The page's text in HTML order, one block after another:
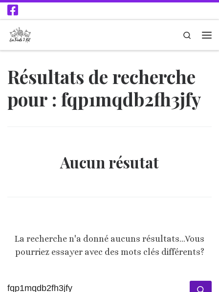
Passer au contenu
Search
Résultats de recherche
pour : fqp1mqdb2fh3jfy
Aucun résutat
La recherche n'a donné aucuns résultats...Vous
pourriez essayer avec des mots clés différents?